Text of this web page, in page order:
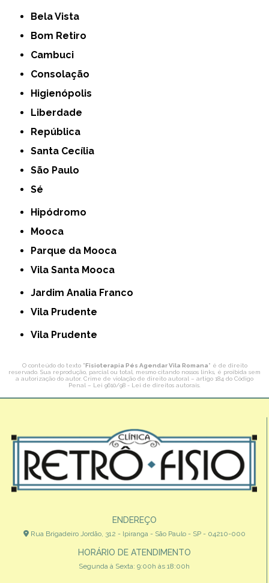
Bela Vista
Bom Retiro
Cambuci
Consolação
Higienópolis
Liberdade
República
Santa Cecília
São Paulo
Sé
Hipódromo
Mooca
Parque da Mooca
Vila Santa Mooca
Jardim Analia Franco
Vila Prudente
Vila Prudente
O conteúdo do texto "Fisioterapia Pés Agendar Vila Romana" é de direito
reservado. Sua reprodução, parcial ou total, mesmo citando nossos links, é proibida sem
a autorização do autor. Crime de violação de direito autoral – artigo 184 do Código
Penal – Lei 9610/98 - Lei de direitos autorais
ENDEREÇO
Rua Brigadeiro Jordão, 312 - Ipiranga - São Paulo - SP - 04210-000
HORÁRIO DE ATENDIMENTO
Segunda à Sexta: 9:00h às 18:00h